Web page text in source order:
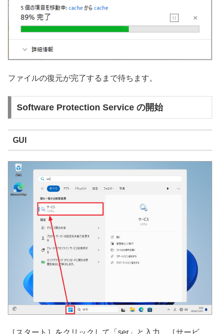
ファイルの復元が完了するまで待ちます。
Software Protection Service の開始
GUI